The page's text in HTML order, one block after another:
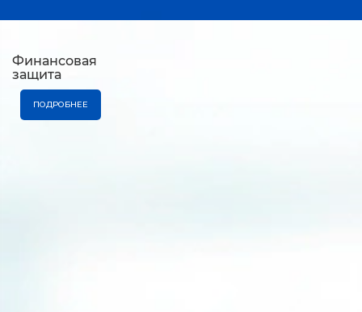
Финансовая
защита
ПОДРОБНЕЕ